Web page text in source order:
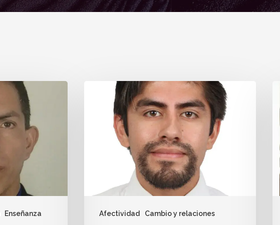
Enseñanza Afectividad Cambio y relaciones